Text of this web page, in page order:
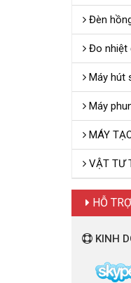
Đèn
Đo nhiệt
Máy hút
Máy
MÁY
VẬT TƯ
HỖ
KINH